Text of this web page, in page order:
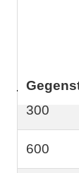
300
600